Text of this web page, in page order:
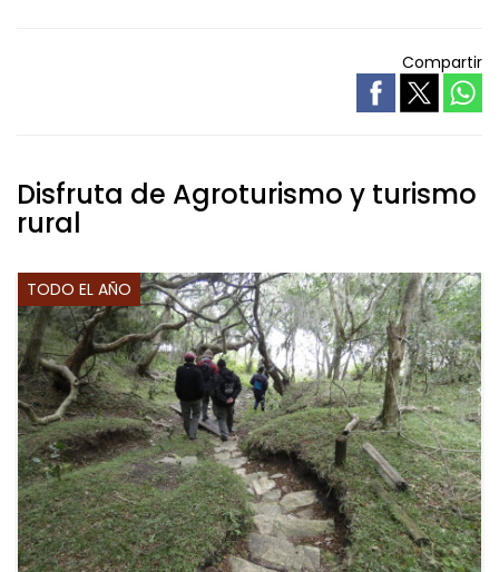
Compartir
Disfruta de Agroturismo y turismo
rural
TODO EL AÑO